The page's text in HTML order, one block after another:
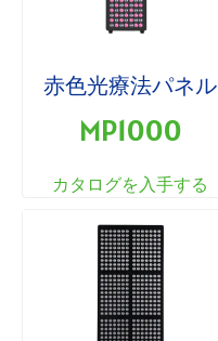
赤色光療法パネル
MP1000
カタログを入手する